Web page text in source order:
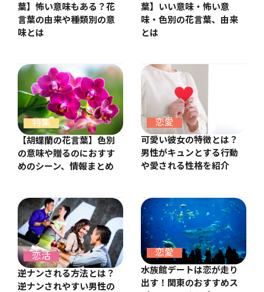
葉】怖い意味もある？花
言葉の由来や種類別の意
味とは
葉】いい意味・怖い意
味・色別の花言葉、由来
とは
特集
【胡蝶蘭の花言葉】色別
の意味や贈るのにおすす
めのシーン、情報まとめ
恋愛
可愛い彼女の特徴とは？
男性がキュンとする行動
や愛される性格を紹介
恋活
逆ナンされる方法とは？
逆ナンされやすい男性の
恋愛
水族館デートは恋が走り
出す！関東のおすすめス